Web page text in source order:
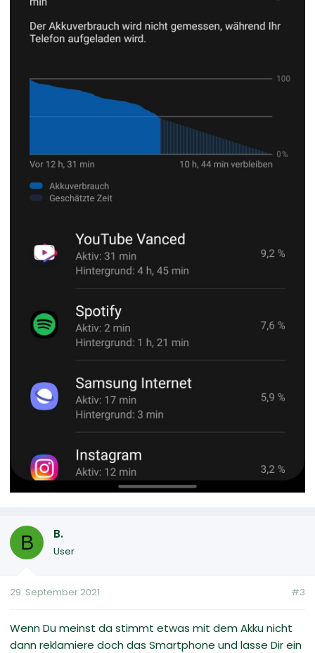
B B.
User
29. September 2021 #3
Wenn Du meinst da stimmt etwas mit dem Akku nicht
dann reklamiere doch das Smartphone und lasse Dir ein